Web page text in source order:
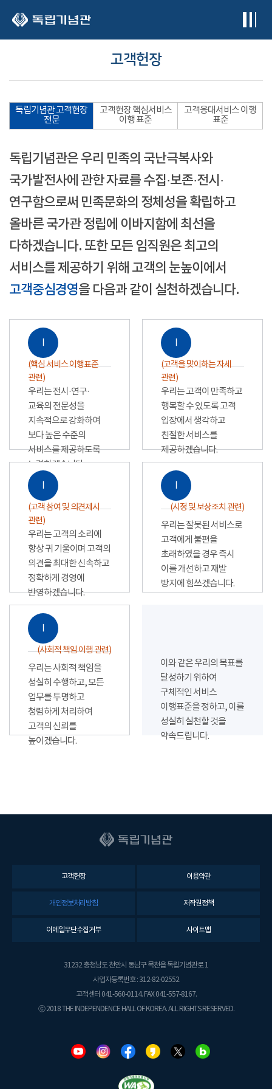
고객헌장
독립기념관 고객헌장
전문
고객헌장 핵심서비스
이행 표준
고객응대서비스 이행
표준
독립기념관은 우리 민족의 국난극복사와
국가발전사에 관한 자료를 수집·보존·전시·
연구함으로써 민족문화의 정체성을 확립하고
올바른 국가관 정립에 이바지함에 최선을
다하겠습니다. 또한 모든 임직원은 최고의
서비스를 제공하기 위해 고객의 눈높이에서
고객중심경영을 다음과 같이 실천하겠습니다.
Ⅰ
(핵심 서비스 이행표준
관련)
우리는 전시·연구·
교육의 전문성을
지속적으로 강화하여
보다 높은 수준의
서비스를 제공하도록
노력하겠습니다.
Ⅰ
(고객을 맞이하는 자세
관련)
우리는 고객이 만족하고
행복할 수 있도록 고객
입장에서 생각하고
친절한 서비스를
제공하겠습니다.
Ⅰ
(고객 참여 및 의견제시
관련)
우리는 고객의 소리에
항상 귀 기울이며 고객의
의견을 최대한 신속하고
정확하게 경영에
반영하겠습니다.
Ⅰ
(시정 및 보상조치 관련)
우리는 잘못된 서비스로
고객에게 불편을
초래하였을 경우 즉시
이를 개선하고 재발
방지에 힘쓰겠습니다.
Ⅰ
(사회적 책임 이행 관련)
우리는 사회적 책임을
성실히 수행하고, 모든
업무를 투명하고
청렴하게 처리하여
고객의 신뢰를
높이겠습니다.
이와 같은 우리의 목표를
달성하기 위하여
구체적인 서비스
이행표준을 정하고, 이를
성실히 실천할 것을
약속드립니다.
고객헌장 이용약관
개인정보처리방침 저작권정책
이메일무단수집거부 사이트맵
31232 충청남도 천안시 동남구 목천읍 독립기념관로 1
사업자등록번호 : 312-82-02552
고객센터 041-560-0114. FAX 041-557-8167.
ⓒ 2018 THE INDEPENDENCE HALL OF KOREA. ALL RIGHTS RESERVED.